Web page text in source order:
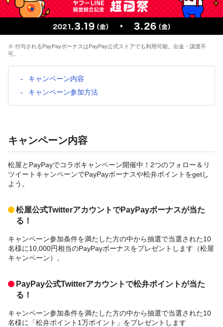
※ 付与されるPayPayボーナスはPayPay公式ストアでも利用可能。出金・譲渡不
可。
キャンペーン内容
キャンペーン参加方法
キャンペーン内容
松屋とPayPayでコラボキャンペーン開催中！2つのフォロー＆リ
ツイートキャンペーンでPayPayボーナスや松弁ポイントをgetし
よう。
松屋公式TwitterアカウントでPayPayボーナスが当た
る！
キャンペーン参加条件を満たした方の中から抽選で当選された10
名様に10,000円相当のPayPayボーナスをプレゼントします（松屋
キャンペーン）。
PayPay公式Twitterアカウントで松弁ポイントが当た
る！
キャンペーン参加条件を満たした方の中から抽選で当選された10
名様に「松弁ポイント1万ポイント」をプレゼントします